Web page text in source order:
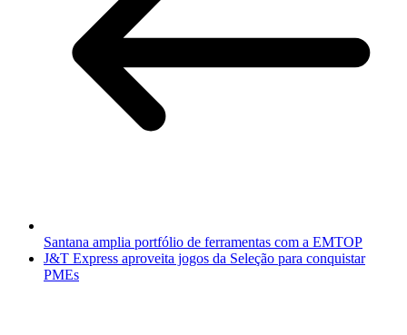
Santana amplia portfólio de ferramentas com a EMTOP
J&T Express aproveita jogos da Seleção para conquistar
PMEs